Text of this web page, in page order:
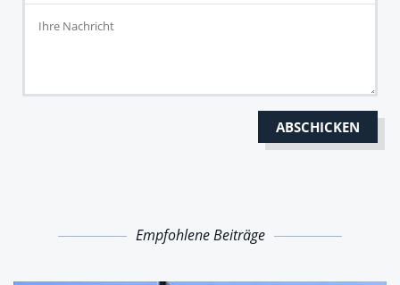
Empfohlene Beiträge